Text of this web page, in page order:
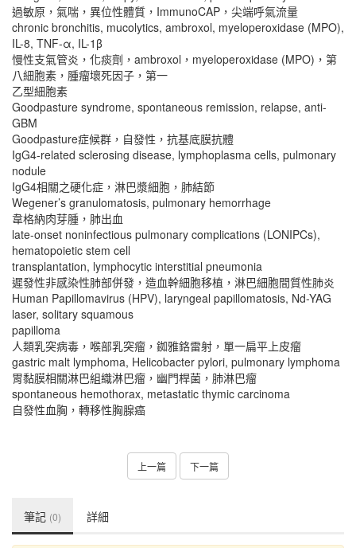
過敏原，氣喘，異位性體質，ImmunoCAP，尖端呼氣流量
chronic bronchitis, mucolytics, ambroxol, myeloperoxidase (MPO),
IL-8, TNF-α, IL-1β
慢性支氣管炎，化痰劑，ambroxol，myeloperoxidase (MPO)，第
八細胞素，腫瘤壞死因子，第一
乙型細胞素
Goodpasture syndrome, spontaneous remission, relapse, anti-
GBM
Goodpasture症候群，自發性，抗基底膜抗體
IgG4-related sclerosing disease, lymphoplasma cells, pulmonary
nodule
IgG4相關之硬化症，淋巴漿細胞，肺結節
Wegener’s granulomatosis, pulmonary hemorrhage
韋格納肉芽腫，肺出血
late-onset noninfectious pulmonary complications (LONIPCs),
hematopoietic stem cell
transplantation, lymphocytic interstitial pneumonia
遲發性非感染性肺部併發，造血幹細胞移植，淋巴細胞間質性肺炎
Human Papillomavirus (HPV), laryngeal papillomatosis, Nd-YAG
laser, solitary squamous
papilloma
人類乳突病毒，喉部乳突瘤，銣雅鉻雷射，單一扁平上皮瘤
gastric malt lymphoma, Helicobacter pylori, pulmonary lymphoma
胃黏膜相關淋巴組織淋巴瘤，幽門桿菌，肺淋巴瘤
spontaneous hemothorax, metastatic thymic carcinoma
自發性血胸，轉移性胸腺癌
上一篇 下一篇
筆記 (0) 詳細